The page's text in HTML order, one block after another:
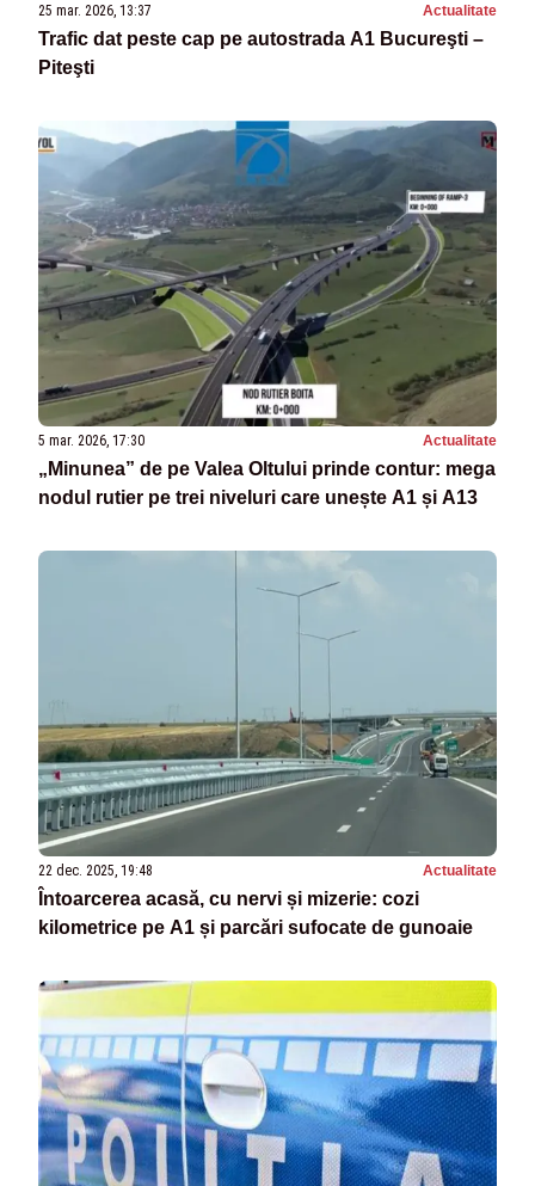
25 mar. 2026, 13:37 Actualitate
Trafic dat peste cap pe autostrada A1 Bucureşti –
Piteşti
5 mar. 2026, 17:30 Actualitate
„Minunea” de pe Valea Oltului prinde contur: mega
nodul rutier pe trei niveluri care unește A1 și A13
22 dec. 2025, 19:48 Actualitate
Întoarcerea acasă, cu nervi și mizerie: cozi
kilometrice pe A1 și parcări sufocate de gunoaie